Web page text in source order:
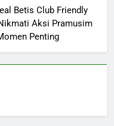
Betis Club Friendly
Aksi Pramusim
Penting